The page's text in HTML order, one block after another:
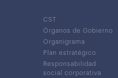
CST
Órganos de Gobierno
Organigrama
Plan estratégico
Responsabilidad
social corporativa